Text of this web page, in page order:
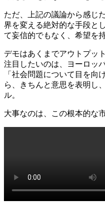
ただ、上記の議論から感じ
界を変える絶対的な手段と
て妄信的でもなく、希望を
デモはあくまでアウトプッ
注目したいのは、ヨーロッ
「社会問題について目を向
ら、きちんと意思を表明し
ル。
大事なのは、この根本的な